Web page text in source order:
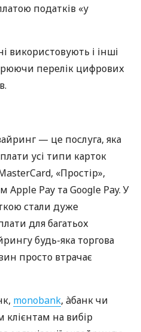
податків «у
використовують і інші
перелік цифрових
— це послуга, яка
усі типи карток
«Простір»,
Apple Pay та Google Pay. У
стали дуже
для багатьох
будь-яка торгова
просто втрачає
monobank, àбанк чи
на вибір